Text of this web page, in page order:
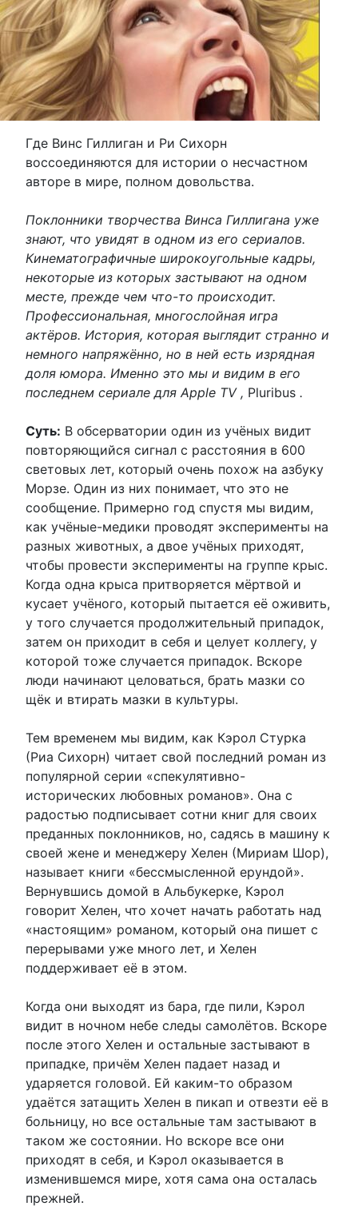
Где Винс Гиллиган и Ри Сихорн
воссоединяются для истории о несчастном
авторе в мире, полном довольства.
Поклонники творчества Винса Гиллигана уже
знают, что увидят в одном из его сериалов.
Кинематографичные широкоугольные кадры,
некоторые из которых застывают на одном
месте, прежде чем что-то происходит.
Профессиональная, многослойная игра
актёров. История, которая выглядит странно и
немного напряжённо, но в ней есть изрядная
доля юмора. Именно это мы и видим в его
последнем сериале для Apple TV , Pluribus .
Суть: В обсерватории один из учёных видит
повторяющийся сигнал с расстояния в 600
световых лет, который очень похож на азбуку
Морзе. Один из них понимает, что это не
сообщение. Примерно год спустя мы видим,
как учёные-медики проводят эксперименты на
разных животных, а двое учёных приходят,
чтобы провести эксперименты на группе крыс.
Когда одна крыса притворяется мёртвой и
кусает учёного, который пытается её оживить,
у того случается продолжительный припадок,
затем он приходит в себя и целует коллегу, у
которой тоже случается припадок. Вскоре
люди начинают целоваться, брать мазки со
щёк и втирать мазки в культуры.
Тем временем мы видим, как Кэрол Стурка
(Риа Сихорн) читает свой последний роман из
популярной серии «спекулятивно-
исторических любовных романов». Она с
радостью подписывает сотни книг для своих
преданных поклонников, но, садясь в машину к
своей жене и менеджеру Хелен (Мириам Шор),
называет книги «бессмысленной ерундой».
Вернувшись домой в Альбукерке, Кэрол
говорит Хелен, что хочет начать работать над
«настоящим» романом, который она пишет с
перерывами уже много лет, и Хелен
поддерживает её в этом.
Когда они выходят из бара, где пили, Кэрол
видит в ночном небе следы самолётов. Вскоре
после этого Хелен и остальные застывают в
припадке, причём Хелен падает назад и
ударяется головой. Ей каким-то образом
удаётся затащить Хелен в пикап и отвезти её в
больницу, но все остальные там застывают в
таком же состоянии. Но вскоре все они
приходят в себя, и Кэрол оказывается в
изменившемся мире, хотя сама она осталась
прежней.